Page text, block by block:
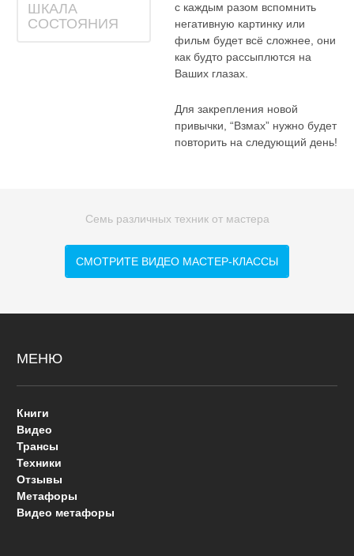
ШКАЛА
СОСТОЯНИЯ
с каждым разом вспомнить
негативную картинку или
фильм будет всё сложнее, они
как будто рассыплются на
Ваших глазах.
Для закрепления новой
привычки, “Взмах” нужно будет
повторить на следующий день!
Семь различных техник от мастера
СМОТРИТЕ ВИДЕО МАСТЕР-КЛАССЫ
МЕНЮ
Книги
Видео
Трансы
Техники
Отзывы
Метафоры
Видео метафоры